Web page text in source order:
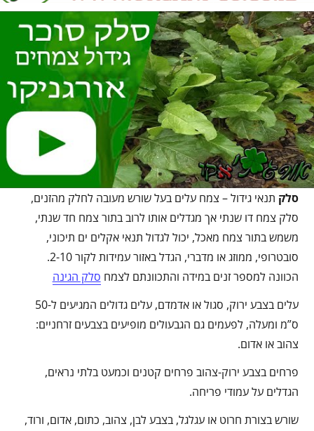
סלק תנאי גידול – צמח עלים בעל שורש מעובה לחלק מהזנים,
סלק צמח דו שנתי אך מגדלים אותו לרוב בתור צמח חד שנתי,
משמש בתור צמח מאכל, יכול לגדול תנאי אקלים ים תיכוני,
סובטרופי, ממוזג או מדברי, הגדל באזור עמידות לקור 2-10.
הכוונה למספר זנים במידה והתכוונתם לצמח סלק הגינה
עלים בצבע ירוק, סגול או אדמדם, עלים גדולים המגיעים ל-50
ס”מ ומעלה, לפעמים גם הגבעולים מופיעים בצבעים זרחניים:
צהוב או אדום.
פרחים בצבע ירוק-צהוב פרחים קטנים וכמעט בלתי נראים,
הגדלים על עמודי פריחה.
שורש בצורת חרוט או עגלגל, בצבע לבן, צהוב, כתום, אדום, ורוד,